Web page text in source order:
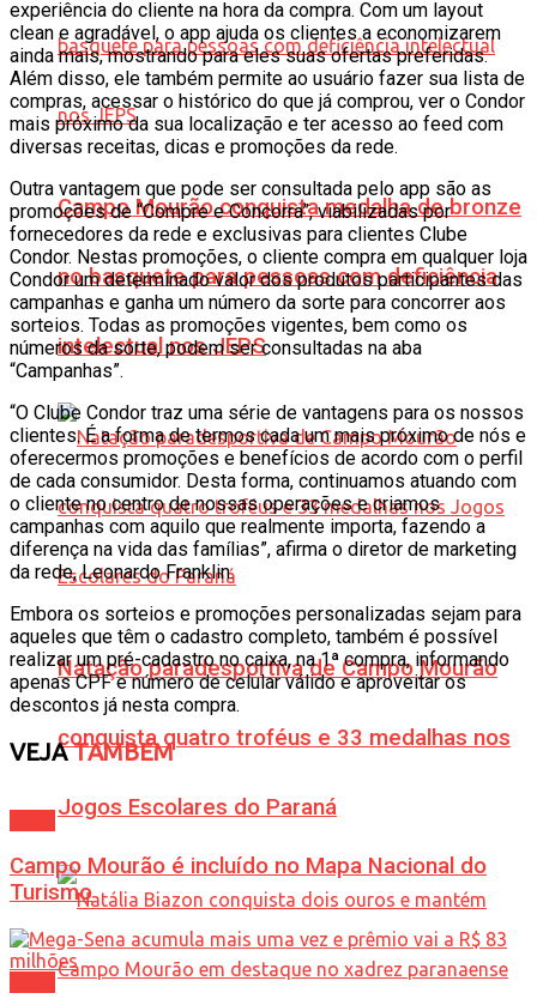
Campo Mourão conquista medalha de bronze
no basquete para pessoas com deficiência
intelectual nos JEPS
Natação paradesportiva de Campo Mourão
conquista quatro troféus e 33 medalhas nos
Jogos Escolares do Paraná
experiência do cliente na hora da compra. Com um layout
clean e agradável, o app ajuda os clientes a economizarem
ainda mais, mostrando para eles suas ofertas preferidas.
Além disso, ele também permite ao usuário fazer sua lista de
compras, acessar o histórico do que já comprou, ver o Condor
mais próximo da sua localização e ter acesso ao feed com
diversas receitas, dicas e promoções da rede.
Outra vantagem que pode ser consultada pelo app são as
promoções de “Compre e Concorra”, viabilizadas por
fornecedores da rede e exclusivas para clientes Clube
Condor. Nestas promoções, o cliente compra em qualquer loja
Condor um determinado valor dos produtos participantes das
campanhas e ganha um número da sorte para concorrer aos
sorteios. Todas as promoções vigentes, bem como os
números da sorte, podem ser consultadas na aba
“Campanhas”.
“O Clube Condor traz uma série de vantagens para os nossos
clientes. É a forma de termos cada um mais próximo de nós e
oferecermos promoções e benefícios de acordo com o perfil
de cada consumidor. Desta forma, continuamos atuando com
o cliente no centro de nossas operações e criamos
campanhas com aquilo que realmente importa, fazendo a
diferença na vida das famílias”, afirma o diretor de marketing
da rede, Leonardo Franklin.
Embora os sorteios e promoções personalizadas sejam para
aqueles que têm o cadastro completo, também é possível
realizar um pré-cadastro no caixa, na 1ª compra, informando
apenas CPF e número de celular válido e aproveitar os
descontos já nesta compra.
VEJATAMBÉM
Campo Mourão é incluído no Mapa Nacional do
Turismo